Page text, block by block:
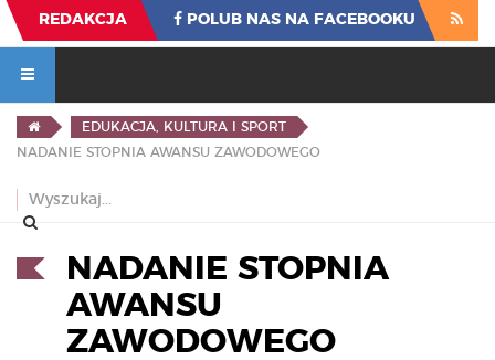
REDAKCJA POLUB NAS NA FACEBOOKU
EDUKACJA, KULTURA I SPORT
NADANIE STOPNIA AWANSU ZAWODOWEGO
NADANIE STOPNIA
AWANSU
ZAWODOWEGO